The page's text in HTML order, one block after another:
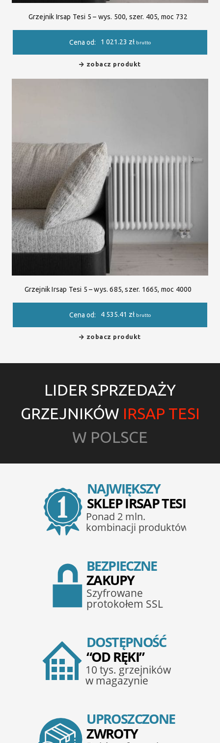
Grzejnik Irsap Tesi 5 – wys. 500, szer. 405, moc 732
Cena od: 1 021.23 zł brutto
zobacz produkt
Grzejnik Irsap Tesi 5 – wys. 685, szer. 1665, moc 4000
Cena od: 4 535.41 zł brutto
zobacz produkt
LIDER SPRZEDAŻY
GRZEJNIKÓW IRSAP TESI
W POLSCE